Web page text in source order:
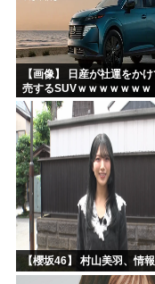
ひなこのーと作者、つ
韓国、日本で韓国籍の
【画像】 日産が社運をか
売するSUVｗｗｗｗｗｗｗ
【櫻坂46】 村山美羽、情